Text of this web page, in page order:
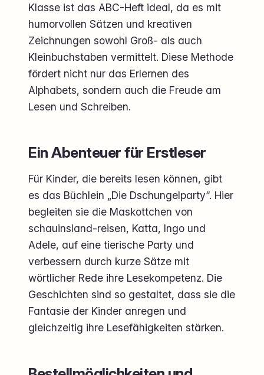
Klasse ist das ABC-Heft ideal, da es mit
humorvollen Sätzen und kreativen
Zeichnungen sowohl Groß- als auch
Kleinbuchstaben vermittelt. Diese Methode
fördert nicht nur das Erlernen des
Alphabets, sondern auch die Freude am
Lesen und Schreiben.
Ein Abenteuer für Erstleser
Für Kinder, die bereits lesen können, gibt
es das Büchlein „Die Dschungelparty“. Hier
begleiten sie die Maskottchen von
schauinsland-reisen, Katta, Ingo und
Adele, auf eine tierische Party und
verbessern durch kurze Sätze mit
wörtlicher Rede ihre Lesekompetenz. Die
Geschichten sind so gestaltet, dass sie die
Fantasie der Kinder anregen und
gleichzeitig ihre Lesefähigkeiten stärken.